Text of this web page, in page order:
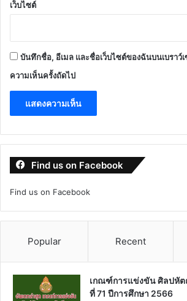
เว็บไซต์
บันทึกชื่อ, อีเมล และชื่อเว็บไซต์ของฉันบนเบราว์
ความเห็นครั้งถัดไป
Find us on Facebook
Find us on Facebook
Popular Recent
เกณฑ์การแข่งขัน ศิลปหัต
ที่ 71 ปีการศึกษา 2566